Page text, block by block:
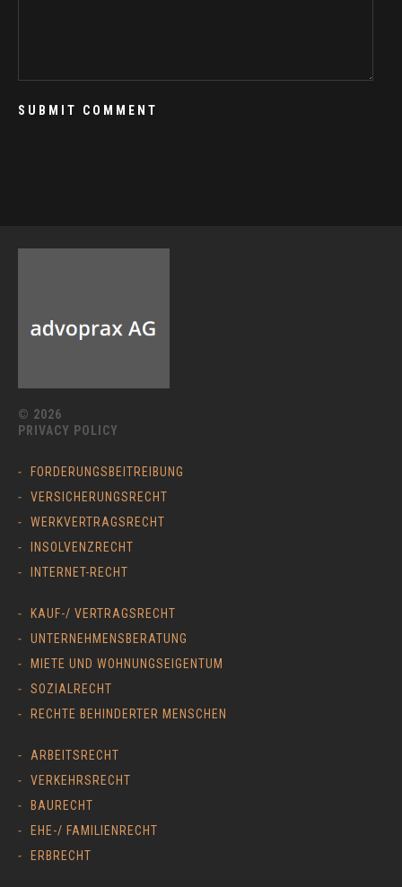
© 2026
PRIVACY POLICY
FORDERUNGSBEITREIBUNG
VERSICHERUNGSRECHT
WERKVERTRAGSRECHT
INSOLVENZRECHT
INTERNET-RECHT
KAUF-/ VERTRAGSRECHT
UNTERNEHMENSBERATUNG
MIETE UND WOHNUNGSEIGENTUM
SOZIALRECHT
RECHTE BEHINDERTER MENSCHEN
ARBEITSRECHT
VERKEHRSRECHT
BAURECHT
EHE-/ FAMILIENRECHT
ERBRECHT